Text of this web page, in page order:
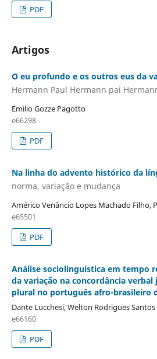
PDF
Artigos
O eu profundo e os outros eus da
Hermann Paul Hermann pai
Emilio Gozze Pagotto
e66298
PDF
Na linha do advento histórico da
norma, variação e mudança
Américo Venâncio Lopes Machado Filho,
e65501
PDF
Análise sociolinguística em tempo
da variação na concordância verbal
plural no português afro-brasileiro
Dante Lucchesi, Welton Rodrigues Santos
e66160
PDF